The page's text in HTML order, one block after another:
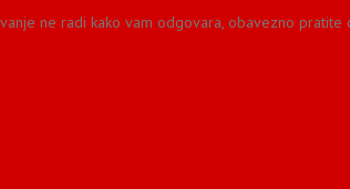
ne radi kako vam odgovara, obavezno